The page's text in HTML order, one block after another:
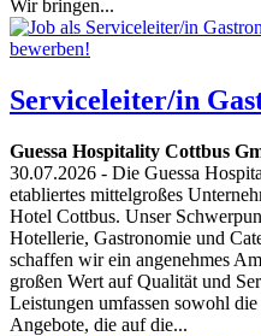
Wir bringen...
Serviceleiter/in
Guessa Hospitality Cottbus
30.07.2026 - Die Guessa
etabliertes mittelgroßes
Hotel Cottbus. Unser
Hotellerie, Gastronomie und
schaffen wir ein angenehmes
großen Wert auf Qualität und
Leistungen umfassen sowohl
Angebote, die auf die...